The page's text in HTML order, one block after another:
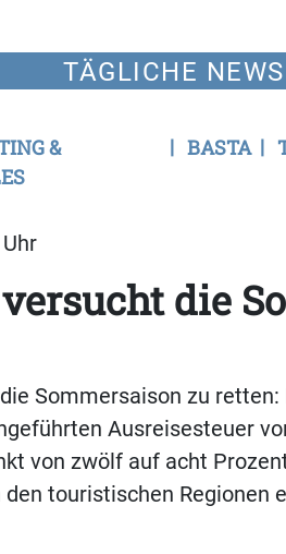
TÄGLICHE
&
BASTA
die
Sommersaison zu
Ausreisesteuer
von zwölf auf acht
touristischen Regionen